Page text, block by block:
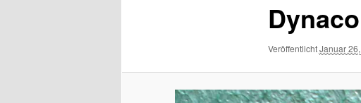
VeröffentlichtJanuar